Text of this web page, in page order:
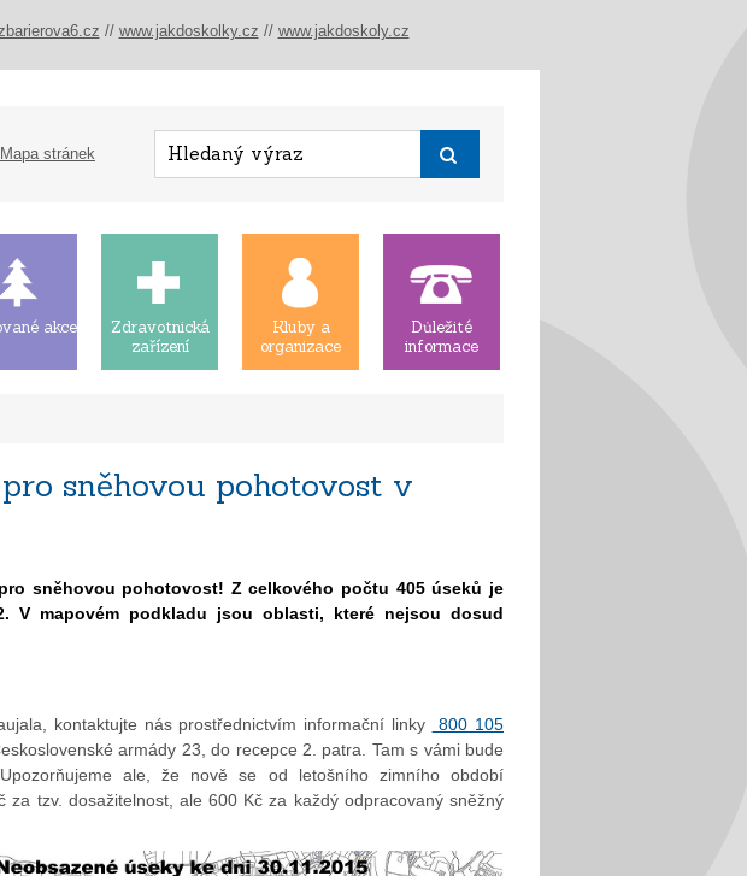
Mapa stránek
akce
Zdravotnická
zařízení
Kluby a
organizace
Důležité
informace
sněhovou pohotovost v
sněhovou pohotovost! Z celkového počtu 405 úseků je
V mapovém podkladu jsou oblasti, které nejsou dosud
kontaktujte nás prostřednictvím informační linky
800 105
armády 23, do recepce 2. patra. Tam s vámi bude
ale, že nově se od letošního zimního období
tzv. dosažitelnost, ale 600 Kč za každý odpracovaný sněžný
// www.jakdoskolky.cz // www.jakdoskoly.cz